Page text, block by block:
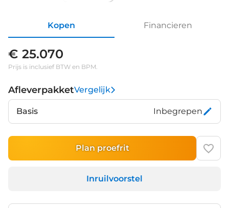
Kopen Financieren
€ 25.070
Prijs is inclusief BTW en BPM.
AfleverpakketVergelijk
Basis Inbegrepen
Plan proefrit
Inruilvoorstel